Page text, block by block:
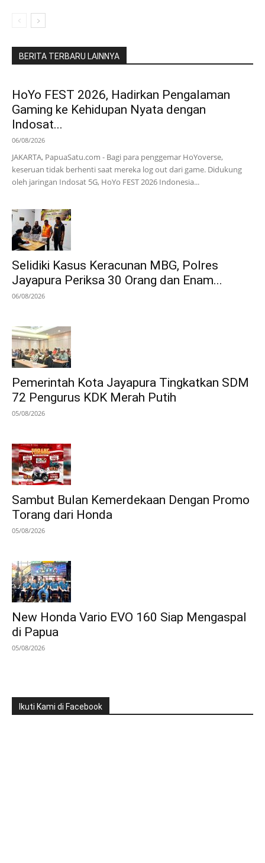
BERITA TERBARU LAINNYA
HoYo FEST 2026, Hadirkan Pengalaman
Gaming ke Kehidupan Nyata dengan
Indosat...
06/08/2026
JAKARTA, PapuaSatu.com - Bagi para penggemar HoYoverse,
keseruan tidak berhenti saat mereka log out dari game. Didukung
oleh jaringan Indosat 5G, HoYo FEST 2026 Indonesia...
Selidiki Kasus Keracunan MBG, Polres
Jayapura Periksa 30 Orang dan Enam...
06/08/2026
Pemerintah Kota Jayapura Tingkatkan SDM
72 Pengurus KDK Merah Putih
05/08/2026
Sambut Bulan Kemerdekaan Dengan Promo
Torang dari Honda
05/08/2026
New Honda Vario EVO 160 Siap Mengaspal
di Papua
05/08/2026
Ikuti Kami di Facebook